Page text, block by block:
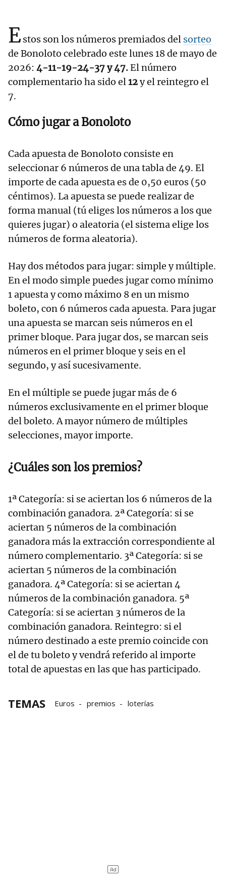
Estos son los números premiados del sorteo
de Bonoloto celebrado este lunes 18 de mayo de
2026: 4-11-19-24-37 y 47.El número
complementario ha sido el12y el reintegro el
7.
Cómo jugar a Bonoloto
Cada apuesta de Bonoloto consiste en
seleccionar 6 números de una tabla de 49. El
importe de cada apuesta es de 0,50 euros (50
céntimos). La apuesta se puede realizar de
forma manual (tú eliges los números a los que
quieres jugar) o aleatoria (el sistema elige los
números de forma aleatoria).
Hay dos métodos para jugar: simple y múltiple.
En el modo simple puedes jugar como mínimo
1 apuesta y como máximo 8 en un mismo
boleto, con 6 números cada apuesta. Para jugar
una apuesta se marcan seis números en el
primer bloque. Para jugar dos, se marcan seis
números en el primer bloque y seis en el
segundo, y así sucesivamente.
En el múltiple se puede jugar más de 6
números exclusivamente en el primer bloque
del boleto. A mayor número de múltiples
selecciones, mayor importe.
¿Cuáles son los premios?
1ª Categoría: si se aciertan los 6 números de la
combinación ganadora. 2ª Categoría: si se
aciertan 5 números de la combinación
ganadora más la extracción correspondiente al
número complementario. 3ª Categoría: si se
aciertan 5 números de la combinación
ganadora. 4ª Categoría: si se aciertan 4
números de la combinación ganadora. 5ª
Categoría: si se aciertan 3 números de la
combinación ganadora. Reintegro: si el
número destinado a este premio coincide con
el de tu boleto y vendrá referido al importe
total de apuestas en las que has participado.
TEMAS Euros premios loterías